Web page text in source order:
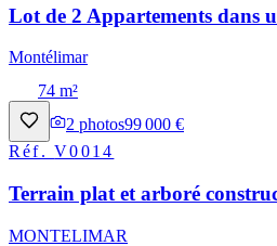
Lot de 2 Appartements dans
Montélimar
74 m²
2 photos99 000 €
Réf.V0014
Terrain plat et arboré
MONTELIMAR